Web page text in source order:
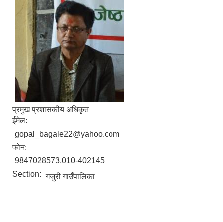
प्रमुख प्रशासकीय अधिकृत
ईमेल:
gopal_bagale22@yahoo.com
फोन:
9847028573,010-402145
Section: गजुरी गाउँपालिका